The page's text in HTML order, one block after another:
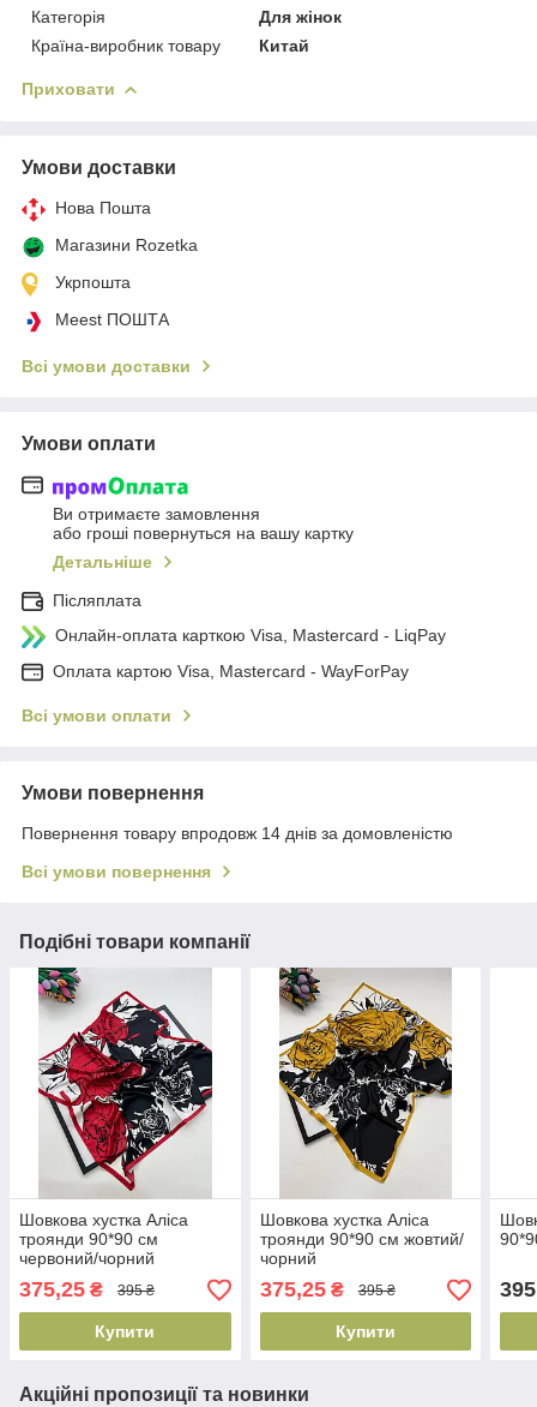
Категорія
Для жінок
Країна-виробник товару
Китай
Приховати
Умови доставки
Нова Пошта
Магазини Rozetka
Укрпошта
Meest ПОШТА
Всі умови доставки
Умови оплати
Ви отримаєте замовлення
або гроші повернуться на вашу картку
Детальніше
Післяплата
Онлайн-оплата карткою Visa, Mastercard - LiqPay
Оплата картою Visa, Mastercard - WayForPay
Всі умови оплати
Умови повернення
Повернення товару впродовж 14 днів за домовленістю
Всі умови повернення
Подібні товари компанії
Шовкова хустка Аліса
троянди 90*90 см
червоний/чорний
375,25 ₴ 395 ₴
Купити
Шовкова хустка Аліса
троянди 90*90 см жовтий/
чорний
375,25₴ 395 ₴
Купити
395
Акційні пропозиції та новинки